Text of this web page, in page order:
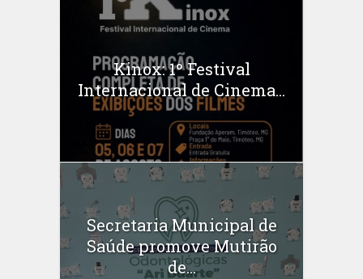
Kinox: 1º Festival
Internacional de Cinema...
Secretaria Municipal de
Saúde promove Mutirão
de...